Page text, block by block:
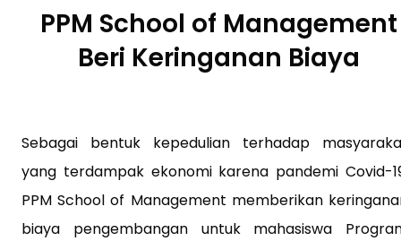
PPM School of Management
Beri Keringanan Biaya
Sebagai bentuk kepedulian terhadap
yang terdampak ekonomi karena pandemi Covid-
PPM School of Management memberikan
biaya pengembangan untuk mahasiswa